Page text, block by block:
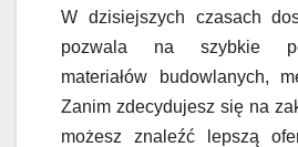
W dzisiejszych czasach
pozwala na szybkie
materiałów budowlanych,
Zanim zdecydujesz się na
możesz znaleźć lepszą